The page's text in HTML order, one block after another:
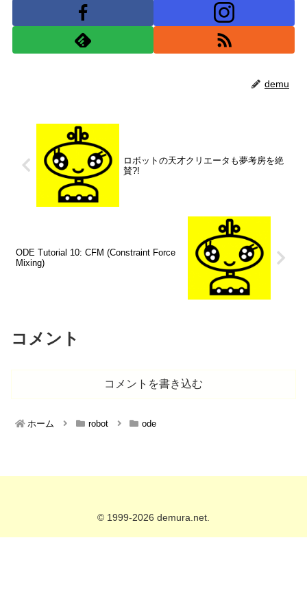
demu
ロボットの天才クリエータも夢考房を絶
賛?!
ODE Tutorial 10: CFM (Constraint Force
Mixing)
コメント
コメントを書き込む
ホーム robot ode
© 1999-2026 demura.net.